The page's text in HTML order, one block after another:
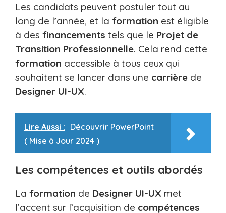
Les candidats peuvent postuler tout au
long de l’année, et la formation est éligible
à des financements tels que le Projet de
Transition Professionnelle. Cela rend cette
formation accessible à tous ceux qui
souhaitent se lancer dans une carrière de
Designer UI-UX.
Lire Aussi : Découvrir PowerPoint
( Mise à Jour 2024 )
Les compétences et outils abordés
La formation de Designer UI-UX met
l’accent sur l’acquisition de compétences